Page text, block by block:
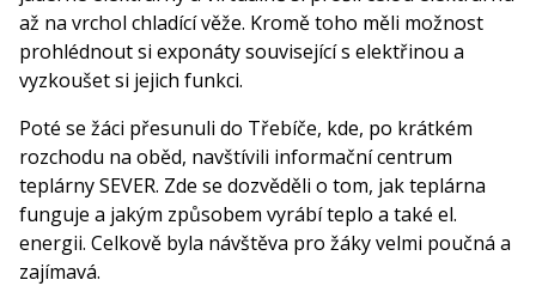
až na vrchol chladící věže. Kromě toho měli možnost
prohlédnout si exponáty související s elektřinou a
vyzkoušet si jejich funkci.
Poté se žáci přesunuli do Třebíče, kde, po krátkém
rozchodu na oběd, navštívili informační centrum
teplárny SEVER. Zde se dozvěděli o tom, jak teplárna
funguje a jakým způsobem vyrábí teplo a také el.
energii. Celkově byla návštěva pro žáky velmi poučná a
zajímavá.